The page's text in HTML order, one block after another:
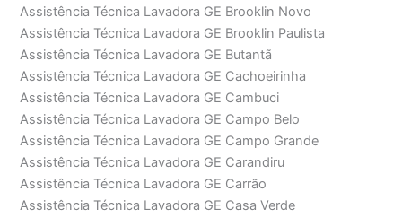
Assistência Técnica Lavadora GE Brooklin Novo
Assistência Técnica Lavadora GE Brooklin Paulista
Assistência Técnica Lavadora GE Butantã
Assistência Técnica Lavadora GE Cachoeirinha
Assistência Técnica Lavadora GE Cambuci
Assistência Técnica Lavadora GE Campo Belo
Assistência Técnica Lavadora GE Campo Grande
Assistência Técnica Lavadora GE Carandiru
Assistência Técnica Lavadora GE Carrão
Assistência Técnica Lavadora GE Casa Verde